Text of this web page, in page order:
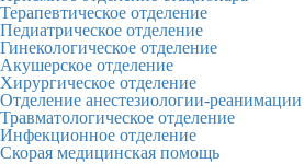
Терапевтическое отделение
Педиатрическое отделение
Гинекологическое отделение
Акушерское отделение
Хирургическое отделение
Отделение анестезиологии-реанимации
Травматологическое отделение
Инфекционное отделение
Скорая медицинская помощь